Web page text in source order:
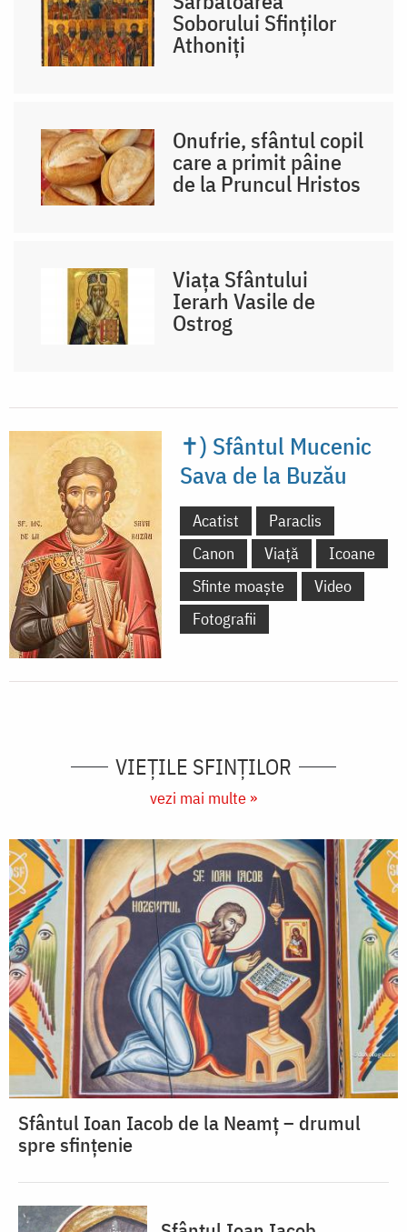
Soborului Sfinților
Athoniți
Onufrie, sfântul copil
care a primit pâine
de la Pruncul Hristos
Viața Sfântului
Ierarh Vasile de
Ostrog
✝) Sfântul Mucenic
Sava de la Buzău
Acatist
Paraclis
Canon
Viață
Icoane
Sfinte moaște
Video
Fotografii
VIEŢILE SFINŢILOR
vezi mai multe »
Sfântul Ioan Iacob de la Neamț – drumul
spre sfințenie